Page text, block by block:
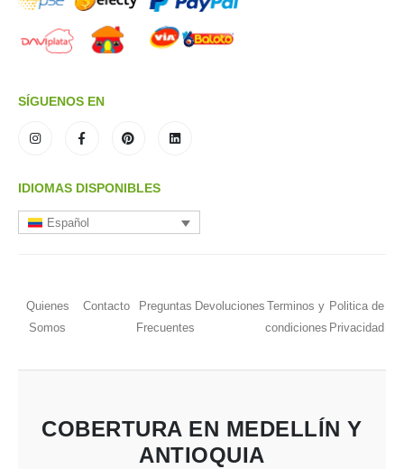
SÍGUENOS EN
IDIOMAS DISPONIBLES
Español
Quienes
Somos
Contacto
Preguntas
Frecuentes
Devoluciones Terminos y
condiciones
Politica de
Privacidad
COBERTURA EN MEDELLÍN Y
ANTIOQUIA